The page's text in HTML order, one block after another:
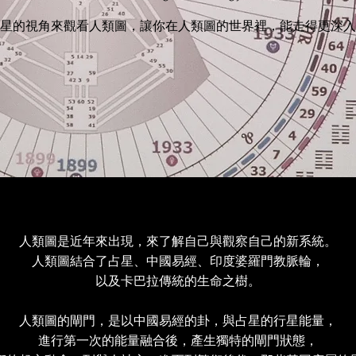
的視角來觀看人類圖，讓你在人類圖的世界裡，能走得更深
人類圖是近年來出現，來了解自己與觀察自己的新系統。
人類圖結合了占星、中國易經、印度婆羅門教脈輪，
以及卡巴拉傳統的生命之樹。
人類圖的閘門，是以中國易經的卦，與占星的行星能量，
進行第一次的能量融合後，產生獨特的閘門狀態，